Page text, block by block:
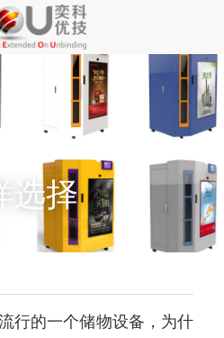
化管理
选择
行的一个储物设备，为什